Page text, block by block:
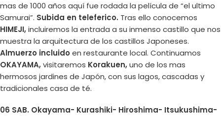
mas de 1000 años aquí fue rodada la película de “el ultimo
Samurai”. Subida en teleferico. Tras ello conocemos
HIMEJI,incluiremos la entrada a su inmenso castillo que nos
muestra la arquitectura de los castillos Japoneses.
Almuerzo incluido en restaurante local. Continuamos
OKAYAMA,visitaremos Korakuen,uno de los mas
hermosos jardines de Japón, con sus lagos, cascadas y
tradicionales casa de té.
06 SAB. Okayama- Kurashiki- Hiroshima- Itsukushima-